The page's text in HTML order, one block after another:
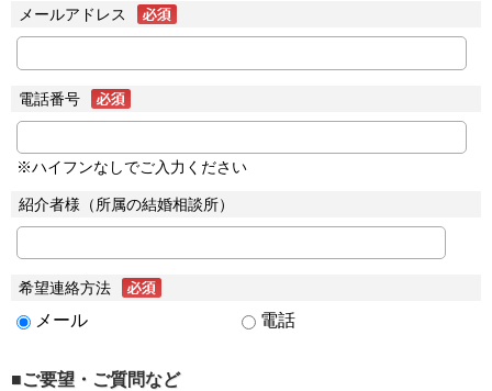
メールアドレス
電話番号
※ハイフンなしでご入力ください
紹介者様（所属の結婚相談所）
希望連絡方法
メール 電話
■ご要望・ご質問など